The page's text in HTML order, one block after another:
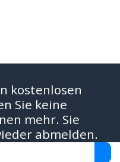
kostenlosen
Sie keine
mehr. Sie
abmelden.